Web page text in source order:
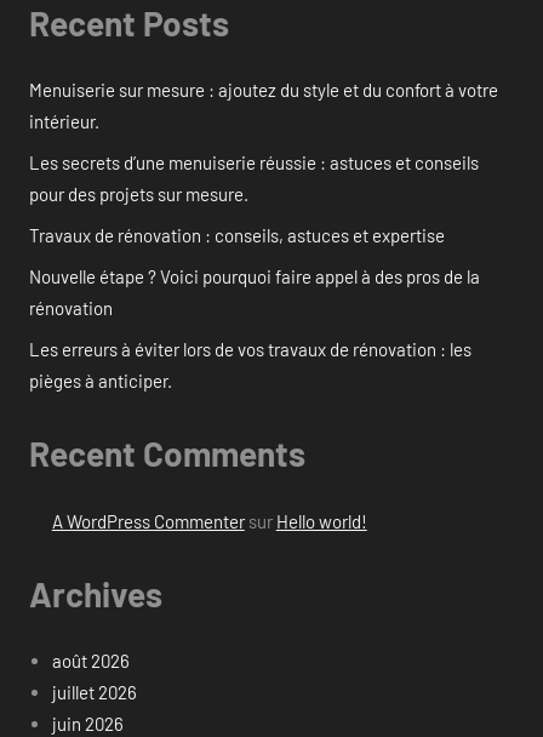
Recent Posts
Menuiserie sur mesure : ajoutez du style et du confort à votre
intérieur.
Les secrets d’une menuiserie réussie : astuces et conseils
pour des projets sur mesure.
Travaux de rénovation : conseils, astuces et expertise
Nouvelle étape ? Voici pourquoi faire appel à des pros de la
rénovation
Les erreurs à éviter lors de vos travaux de rénovation : les
pièges à anticiper.
Recent Comments
A WordPress Commentersur Hello world!
Archives
août 2026
juillet 2026
juin 2026